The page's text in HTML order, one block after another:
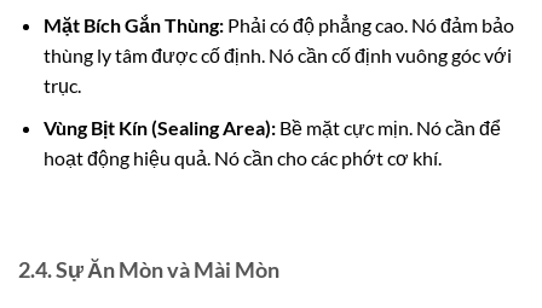
Mặt Bích Gắn Thùng:Phải có độ phẳng cao. Nó đảm bảo
thùng ly tâm được cố định. Nó cần cố định vuông góc với
trục.
Vùng Bịt Kín (Sealing Area):Bề mặt cực mịn. Nó cần để
hoạt động hiệu quả. Nó cần cho các phớt cơ khí.
2.4. Sự Ăn Mòn và Mài Mòn